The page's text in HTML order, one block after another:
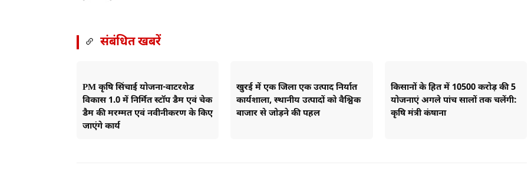
संबंधित खबरें
PM कृषि सिंचाई योजना-वाटरशेड
विकास 1.0 में निर्मित स्टॉप डैम एवं चेक
डैम की मरम्मत एवं नवीनीकरण के किए
जाएंगे कार्य
खुरई में एक जिला एक उत्पाद निर्यात
कार्यशाला, स्थानीय उत्पादों को वैश्विक
बाजार से जोड़ने की पहल
किसानों के हित में 10500 करोड़ की 5
योजनाएं अगले पांच सालों तक चलेंगी:
कृषि मंत्री कंषाना